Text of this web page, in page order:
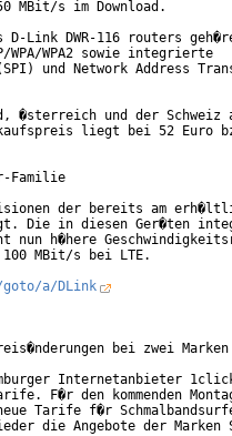
MBit/s im Download.
Link DWR-116 routers
WPA/WPA2 sowie integrierte
und Network Address
�sterreich und der
liegt bei 52 Euro
Familie
der bereits am
Die in diesen Ger�ten
nun h�here
MBit/s bei LTE.
a/DLink
bei zwei Marken
Internetanbieter
F�r den kommenden
Tarife f�r
die Angebote der Marken